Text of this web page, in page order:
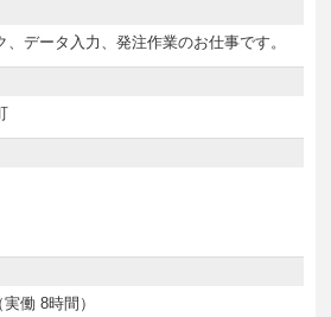
データ入力、発注作業のお仕事です。
働 8時間）